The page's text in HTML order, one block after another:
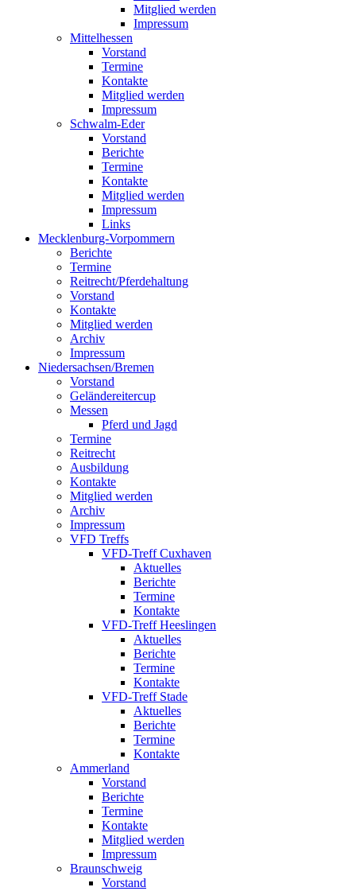
Mitglied werden
Impressum
Mittelhessen
Vorstand
Termine
Kontakte
Mitglied werden
Impressum
Schwalm-Eder
Vorstand
Berichte
Termine
Kontakte
Mitglied werden
Impressum
Links
Mecklenburg-Vorpommern
Berichte
Termine
Reitrecht/Pferdehaltung
Vorstand
Kontakte
Mitglied werden
Archiv
Impressum
Niedersachsen/Bremen
Vorstand
Geländereitercup
Messen
Pferd und Jagd
Termine
Reitrecht
Ausbildung
Kontakte
Mitglied werden
Archiv
Impressum
VFD Treffs
VFD-Treff Cuxhaven
Aktuelles
Berichte
Termine
Kontakte
VFD-Treff Heeslingen
Aktuelles
Berichte
Termine
Kontakte
VFD-Treff Stade
Aktuelles
Berichte
Termine
Kontakte
Ammerland
Vorstand
Berichte
Termine
Kontakte
Mitglied werden
Impressum
Braunschweig
Vorstand